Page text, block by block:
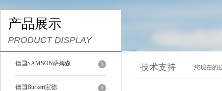
产品展示
PRODUCT DISPLAY
德国SAMSON萨姆森
德国Burkert宝德
技术支持 您现在的